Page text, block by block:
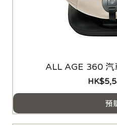
ALL AGE 360 汽
價格
預